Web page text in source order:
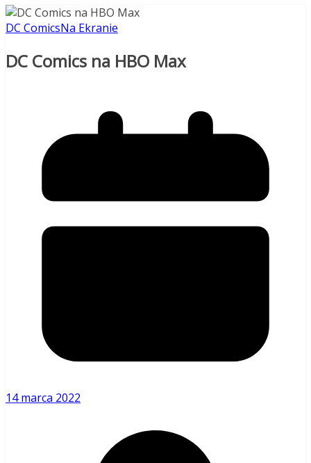
DC ComicsNa Ekranie
DC Comics na HBO Max
14 marca 2022